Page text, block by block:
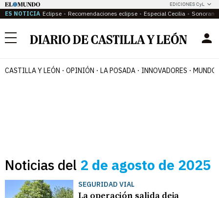
EDICIONES CyL
ES NOTICIA Eclipse Recomendaciones eclipse Especial Cecilia
Menú
CASTILLA Y LEÓN OPINIÓN LA POSADA INNOVADORES MUNDO
Noticias del 2 de agosto de 2025
SEGURIDAD VIAL